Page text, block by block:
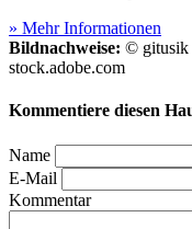
» Mehr Informationen
Bildnachweise: © gitusik
stock.adobe.com
Kommentiere diesen
Name
E-Mail
Kommentar